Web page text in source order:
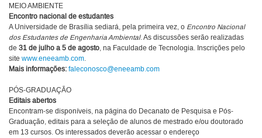
MEIO AMBIENTE
Encontro nacional de estudantes
A Universidade de Brasília sediará, pela primeira vez, o Encontro Nacional
dos Estudantes de Engenharia Ambiental. As discussões serão realizadas
de 31 de julho a 5 de agosto, na Faculdade de Tecnologia. Inscrições pelo
site www.eneeamb.com.
Mais informações: faleconosco@eneeamb.com
PÓS-GRADUAÇÃO
Editais abertos
Encontram-se disponíveis, na página do Decanato de Pesquisa e Pós-
Graduação, editais para a seleção de alunos de mestrado e/ou doutorado
em 13 cursos. Os interessados deverão acessar o endereço